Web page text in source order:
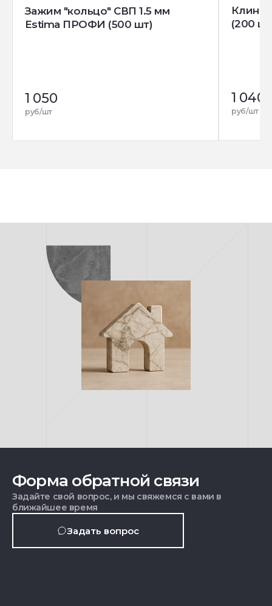
Зажим "кольцо" СВП 1.5 мм
Estima ПРОФИ (500 шт)
1 050
руб/шт
Клин
(200
1 040
руб/шт
Форма обратной связи
Задайте свой вопрос, и мы свяжемся с вами в
ближайшее время
Задать вопрос